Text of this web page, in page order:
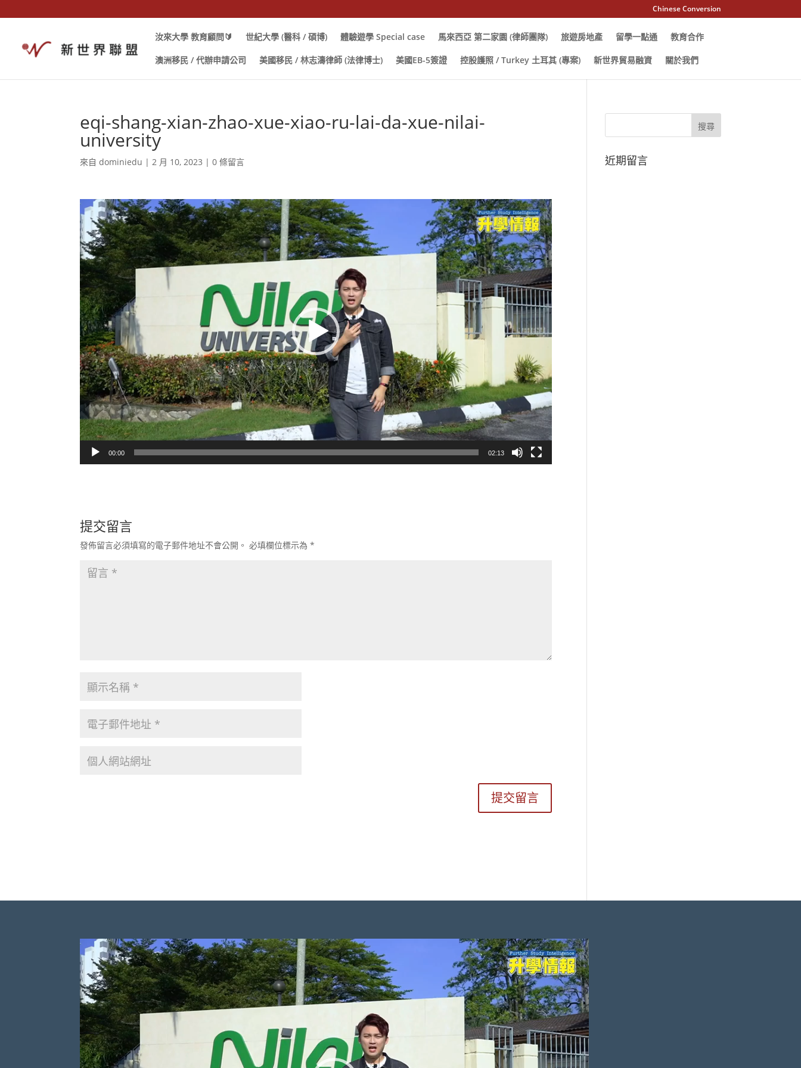
Chinese Conversion
汝來大學 教育顧問🔰 世紀大學 (醫科 / 碩博) 體驗遊學 Special case 馬來西亞 第二家園 (律師團隊) 旅遊房地產 留學一點通 教育合作
澳洲移民 / 代辦申請公司 美國移民 / 林志濤律師 (法律博士) 美國EB-5簽證 控股護照 / Turkey 土耳其 (專案) 新世界貿易融資 關於我們
eqi-shang-xian-zhao-xue-xiao-ru-lai-da-xue-nilai-
university
來自dominiedu |2 月 10, 2023 |0 條留言
視
訊
播
放
器
00:00 02:13
提交留言
發佈留言必須填寫的電子郵件地址不會公開。 必填欄位標示為*
近期留言
視
訊
播
放
器